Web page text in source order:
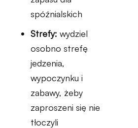
spóźnialskich
Strefy: wydziel
osobno strefę
jedzenia,
wypoczynku i
zabawy, żeby
zaproszeni się nie
tłoczyli